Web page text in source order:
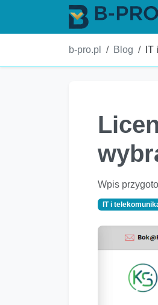
b-pro.pl Blog IT
Wpis
IT i